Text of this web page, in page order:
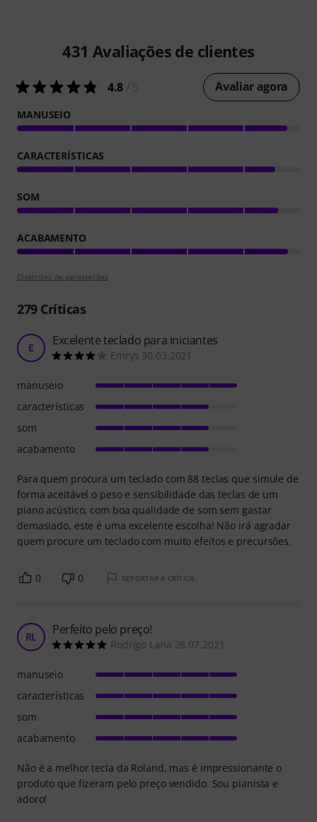
431 Avaliações de clientes
4.8 Avaliar agora
MANUSEIO
CARACTERÍSTICAS
SOM
ACABAMENTO
Diretrizes de apreciações
279Críticas
E Excelente teclado para iniciantes
Emrys 30.03.2021
Para quem procura um teclado com 88 teclas que simule de
forma aceitável o peso e sensibilidade das teclas de um
piano acústico, com boa qualidade de som sem gastar
demasiado, este é uma excelente escolha! Não irá agradar
quem procure um teclado com muito efeitos e precursões.
manuseio
características
som
acabamento
0 0 REPORTAR A CRÍTICA
RL Perfeito pelo preço!
Rodrigo Lana 28.07.2021
Não é a melhor tecla da Roland, mas é impressionante o
produto que fizeram pelo preço vendido. Sou pianista e
adoro!
manuseio
características
som
acabamento